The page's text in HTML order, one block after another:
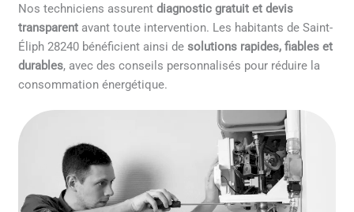
Nos techniciens assurentdiagnostic gratuit et devis
transparent avant toute intervention. Les habitants de Saint-
Éliph 28240 bénéficient ainsi desolutions rapides, fiables et
durables, avec des conseils personnalisés pour réduire la
consommation énergétique.